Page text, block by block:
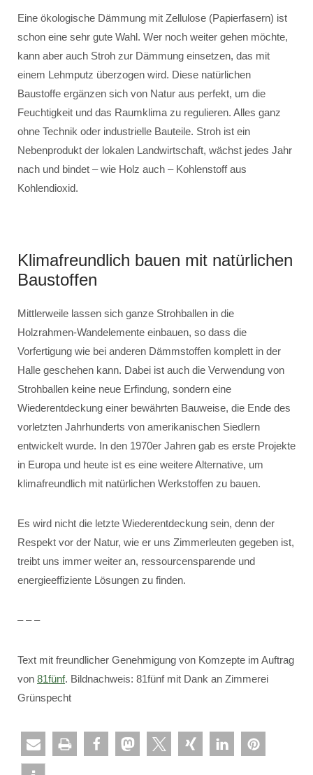
Eine ökologische Dämmung mit Zellulose (Papierfasern) ist
schon eine sehr gute Wahl. Wer noch weiter gehen möchte,
kann aber auch Stroh zur Dämmung einsetzen, das mit
einem Lehmputz überzogen wird. Diese natürlichen
Baustoffe ergänzen sich von Natur aus perfekt, um die
Feuchtigkeit und das Raumklima zu regulieren. Alles ganz
ohne Technik oder industrielle Bauteile. Stroh ist ein
Nebenprodukt der lokalen Landwirtschaft, wächst jedes Jahr
nach und bindet – wie Holz auch – Kohlenstoff aus
Kohlendioxid.
Klimafreundlich bauen mit natürlichen
Baustoffen
Mittlerweile lassen sich ganze Strohballen in die
Holzrahmen-Wandelemente einbauen, so dass die
Vorfertigung wie bei anderen Dämmstoffen komplett in der
Halle geschehen kann. Dabei ist auch die Verwendung von
Strohballen keine neue Erfindung, sondern eine
Wiederentdeckung einer bewährten Bauweise, die Ende des
vorletzten Jahrhunderts von amerikanischen Siedlern
entwickelt wurde. In den 1970er Jahren gab es erste Projekte
in Europa und heute ist es eine weitere Alternative, um
klimafreundlich mit natürlichen Werkstoffen zu bauen.
Es wird nicht die letzte Wiederentdeckung sein, denn der
Respekt vor der Natur, wie er uns Zimmerleuten gegeben ist,
treibt uns immer weiter an, ressourcensparende und
energieeffiziente Lösungen zu finden.
– – –
Text mit freundlicher Genehmigung von Komzepte im Auftrag
von 81fünf. Bildnachweis: 81fünf mit Dank an Zimmerei
Grünspecht